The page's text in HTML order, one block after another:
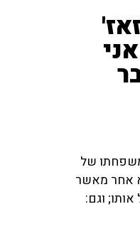
של
אחר מאשר
וגם: